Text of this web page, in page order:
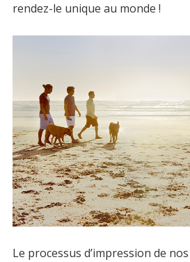
rendez-le unique au monde !
Le processus d’impression de nos